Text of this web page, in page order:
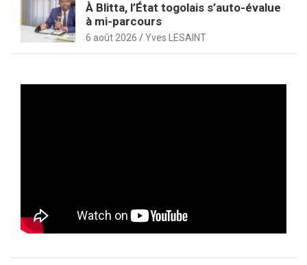
À Blitta, l’État togolais s’auto-évalue
à mi-parcours
6 août 2026 Yves LESAINT